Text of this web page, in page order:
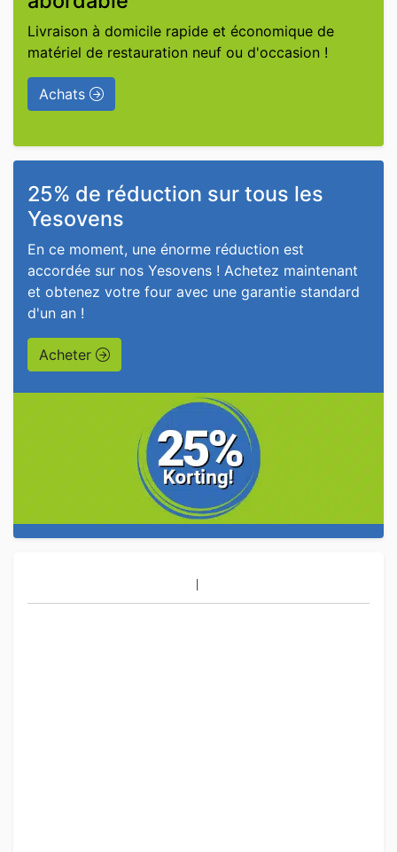
Livraison à domicile rapide et économique de
matériel de restauration neuf ou d'occasion !
Achats
25% de réduction sur tous les
Yesovens
En ce moment, une énorme réduction est
accordée sur nos Yesovens ! Achetez maintenant
et obtenez votre four avec une garantie standard
d'un an !
Acheter